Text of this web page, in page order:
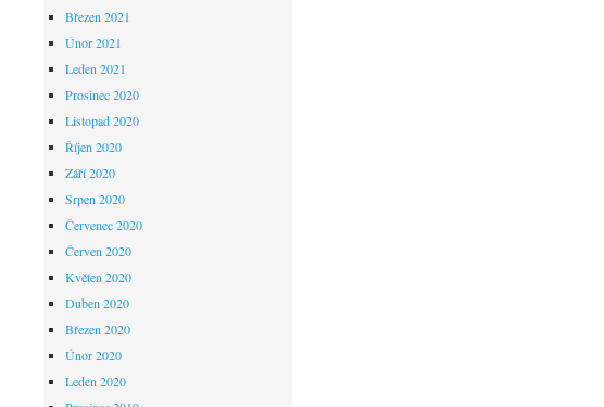
Březen 2021
Únor 2021
Leden 2021
Prosinec 2020
Listopad 2020
Říjen 2020
Září 2020
Srpen 2020
Červenec 2020
Červen 2020
Květen 2020
Duben 2020
Březen 2020
Únor 2020
Leden 2020